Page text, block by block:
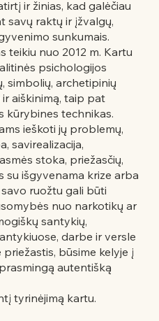
ir žinias, kad galėčiau
savų raktų ir įžvalgų,
sunkumais.
teikiu nuo 2012 m. Kartu
psichologijos
simbolių, archetipinių
aiškinimą, taip pat
kūrybines technikas.
ieškoti jų problemų,
savirealizacija,
stoka, priežasčių,
su išgyvenama krize arba
ruožtu gali būti
nuo narkotikų ar
santykių,
darbe ir versle
būsime kelyje į
autentišką
tyrinėjimą kartu.